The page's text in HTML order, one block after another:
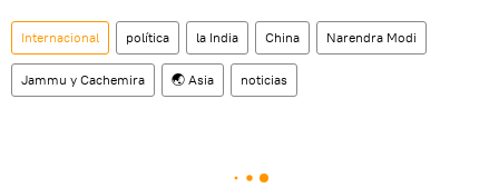
Internacional política la India China Narendra Modi
Jammu y Cachemira 🌏 Asia noticias